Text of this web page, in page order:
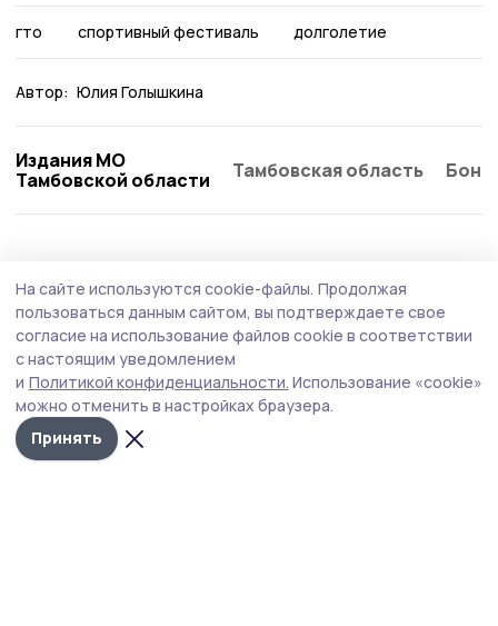
гто спортивный фестиваль долголетие
Автор: Юлия Голышкина
Издания МО
Тамбовской области
Тамбовская область
В клубе «Пересвет» Мичуринского округа
закаляют не только тело, но и дух
Во вторую субботу августа в России традиционно
отмечают День физкультурника. В селе Мановицы
Мичуринского округа мальчишек и девчонок учат быть
сильными и выносливыми в военно‑спортивном клубе
«Пересвет».
На сайте используются cookie-файлы. Продолжая
пользоваться данным сайтом, вы подтверждаете свое
согласие на использование файлов cookie в соответствии
с настоящим уведомлением
и Политикой конфиденциальности. Использование «cookie»
можно отменить в настройках браузера.
Принять